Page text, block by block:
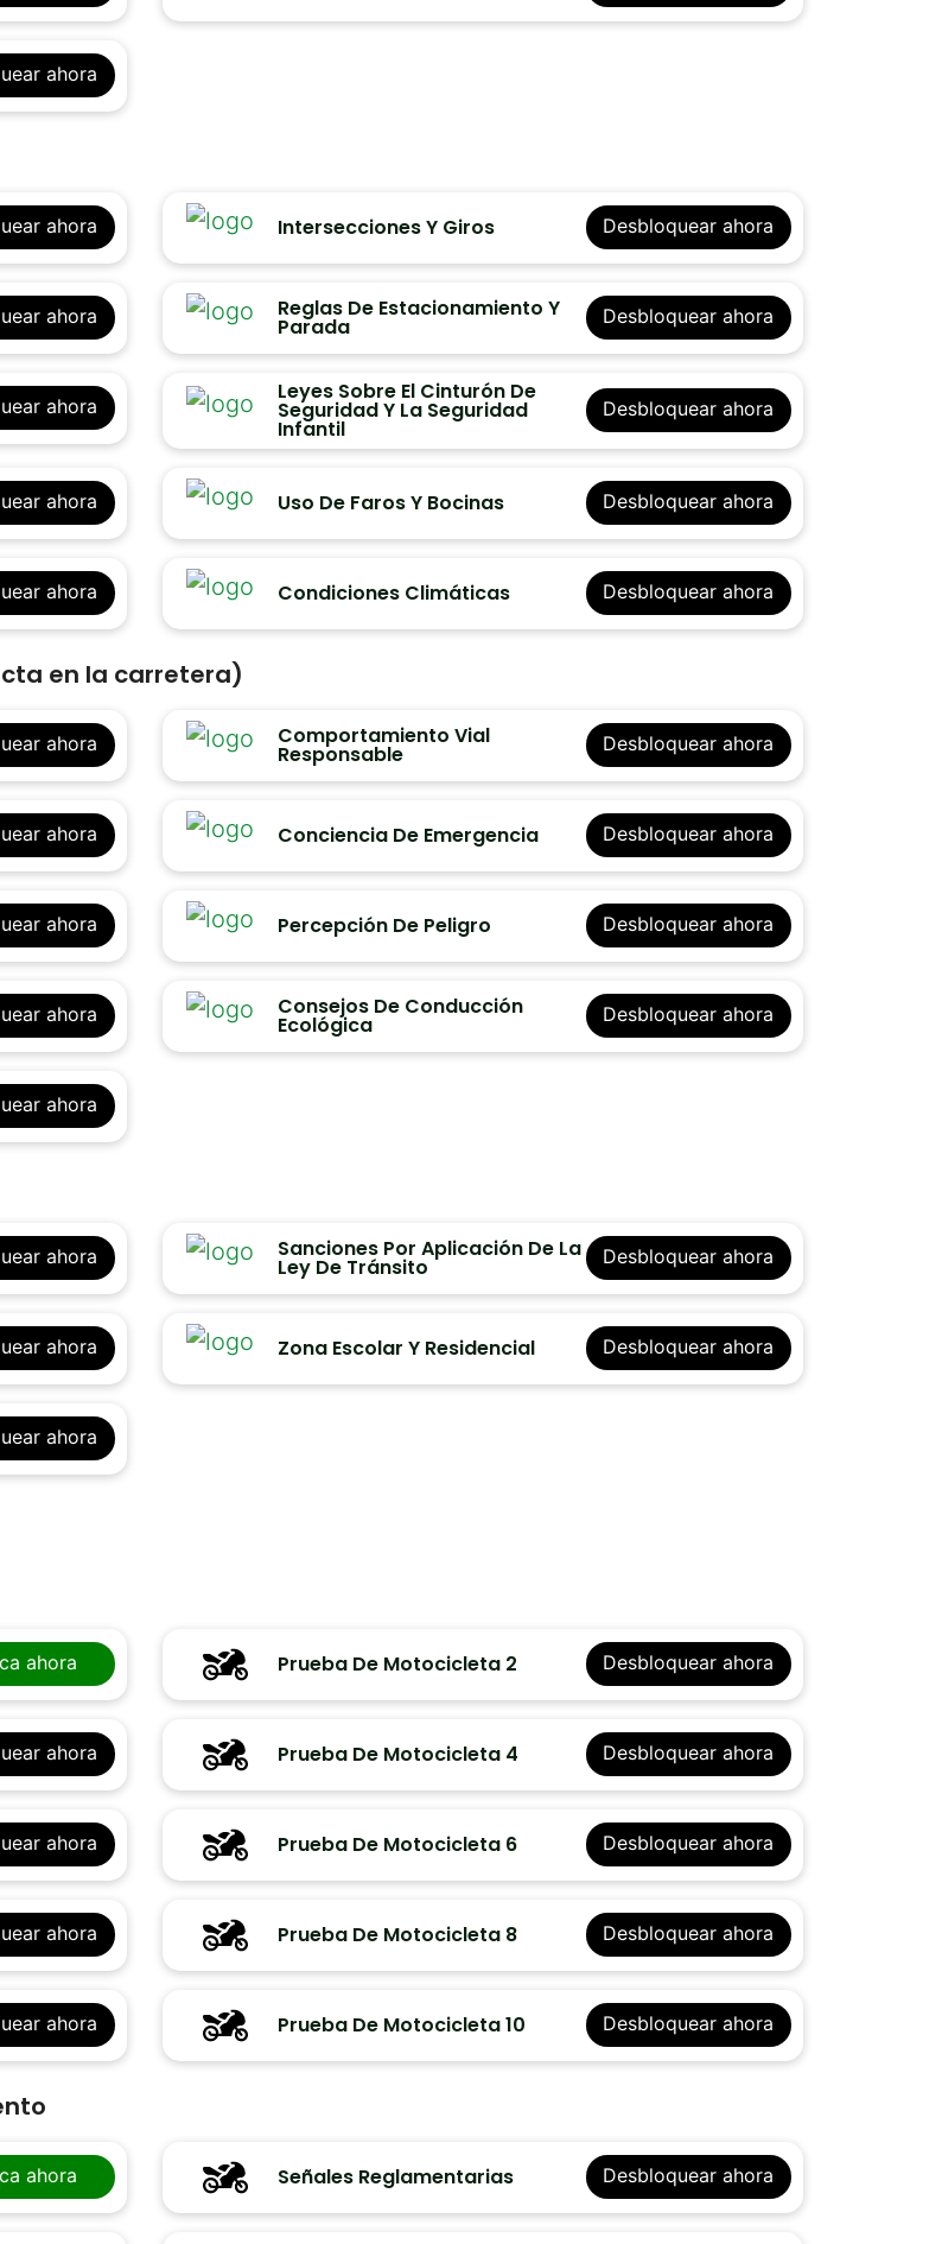
ahora
ahora Intersecciones Y Giros Desbloquear ahora
ahora Reglas De Estacionamiento Y
Parada Desbloquear ahora
ahora
Leyes Sobre El Cinturón De
Seguridad Y La Seguridad
Infantil
Desbloquear ahora
ahora Uso De Faros Y Bocinas Desbloquear ahora
ahora Condiciones Climáticas Desbloquear ahora
en la carretera)
ahora Comportamiento Vial
Responsable Desbloquear ahora
ahora Conciencia De Emergencia Desbloquear ahora
ahora Percepción De Peligro Desbloquear ahora
ahora Consejos De Conducción
Ecológica Desbloquear ahora
ahora
ahora Sanciones Por Aplicación De La
Ley De Tránsito Desbloquear ahora
ahora Zona Escolar Y Residencial Desbloquear ahora
ahora
ahora Prueba De Motocicleta 2 Desbloquear ahora
ahora Prueba De Motocicleta 4 Desbloquear ahora
ahora Prueba De Motocicleta 6 Desbloquear ahora
ahora Prueba De Motocicleta 8 Desbloquear ahora
ahora Prueba De Motocicleta 10 Desbloquear ahora
ahora Señales Reglamentarias Desbloquear ahora